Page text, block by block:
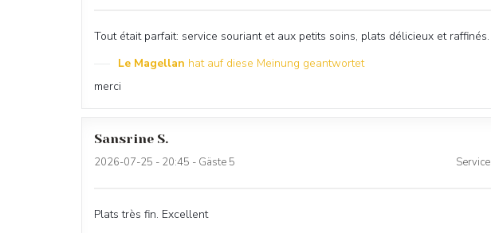
Tout était parfait: service souriant et aux petits soins, plats délicieux et raffinés.
Le Magellan hat auf diese Meinung geantwortet
merci
Sansrine S
2026-07-25 - 20:45 - Gäste 5 Service
Plats très fin. Excellent